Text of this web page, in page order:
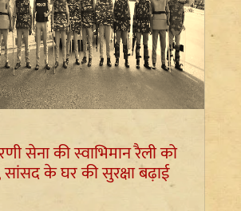
सेना की स्वाभिमान रैली को
के घर की सुरक्षा बढ़ाई